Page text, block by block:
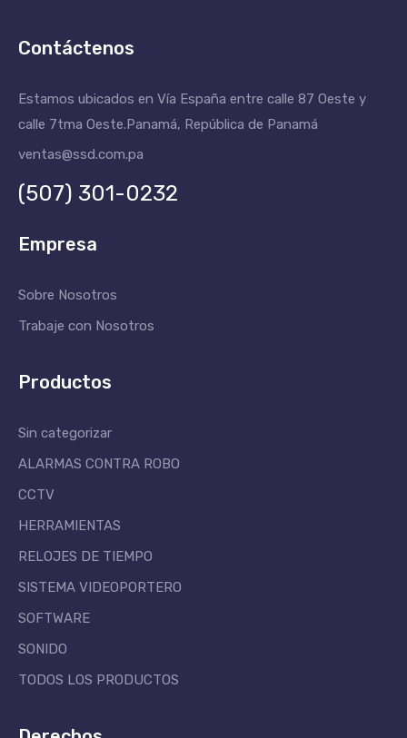
Contáctenos
Estamos ubicados en Vía España entre calle 87 Oeste y
calle 7tma Oeste.Panamá, República de Panamá
ventas@ssd.com.pa
(507) 301-0232
Empresa
Sobre Nosotros
Trabaje con Nosotros
Productos
Sin categorizar
ALARMAS CONTRA ROBO
CCTV
HERRAMIENTAS
RELOJES DE TIEMPO
SISTEMA VIDEOPORTERO
SOFTWARE
SONIDO
TODOS LOS PRODUCTOS